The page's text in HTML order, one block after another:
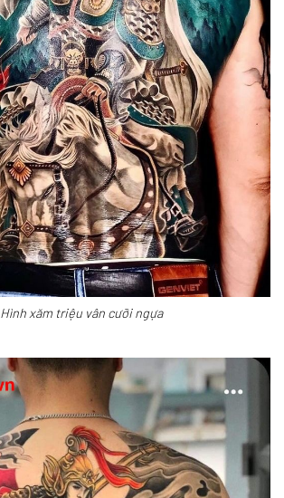
Hình xăm triệu vân cưỡi ngựa